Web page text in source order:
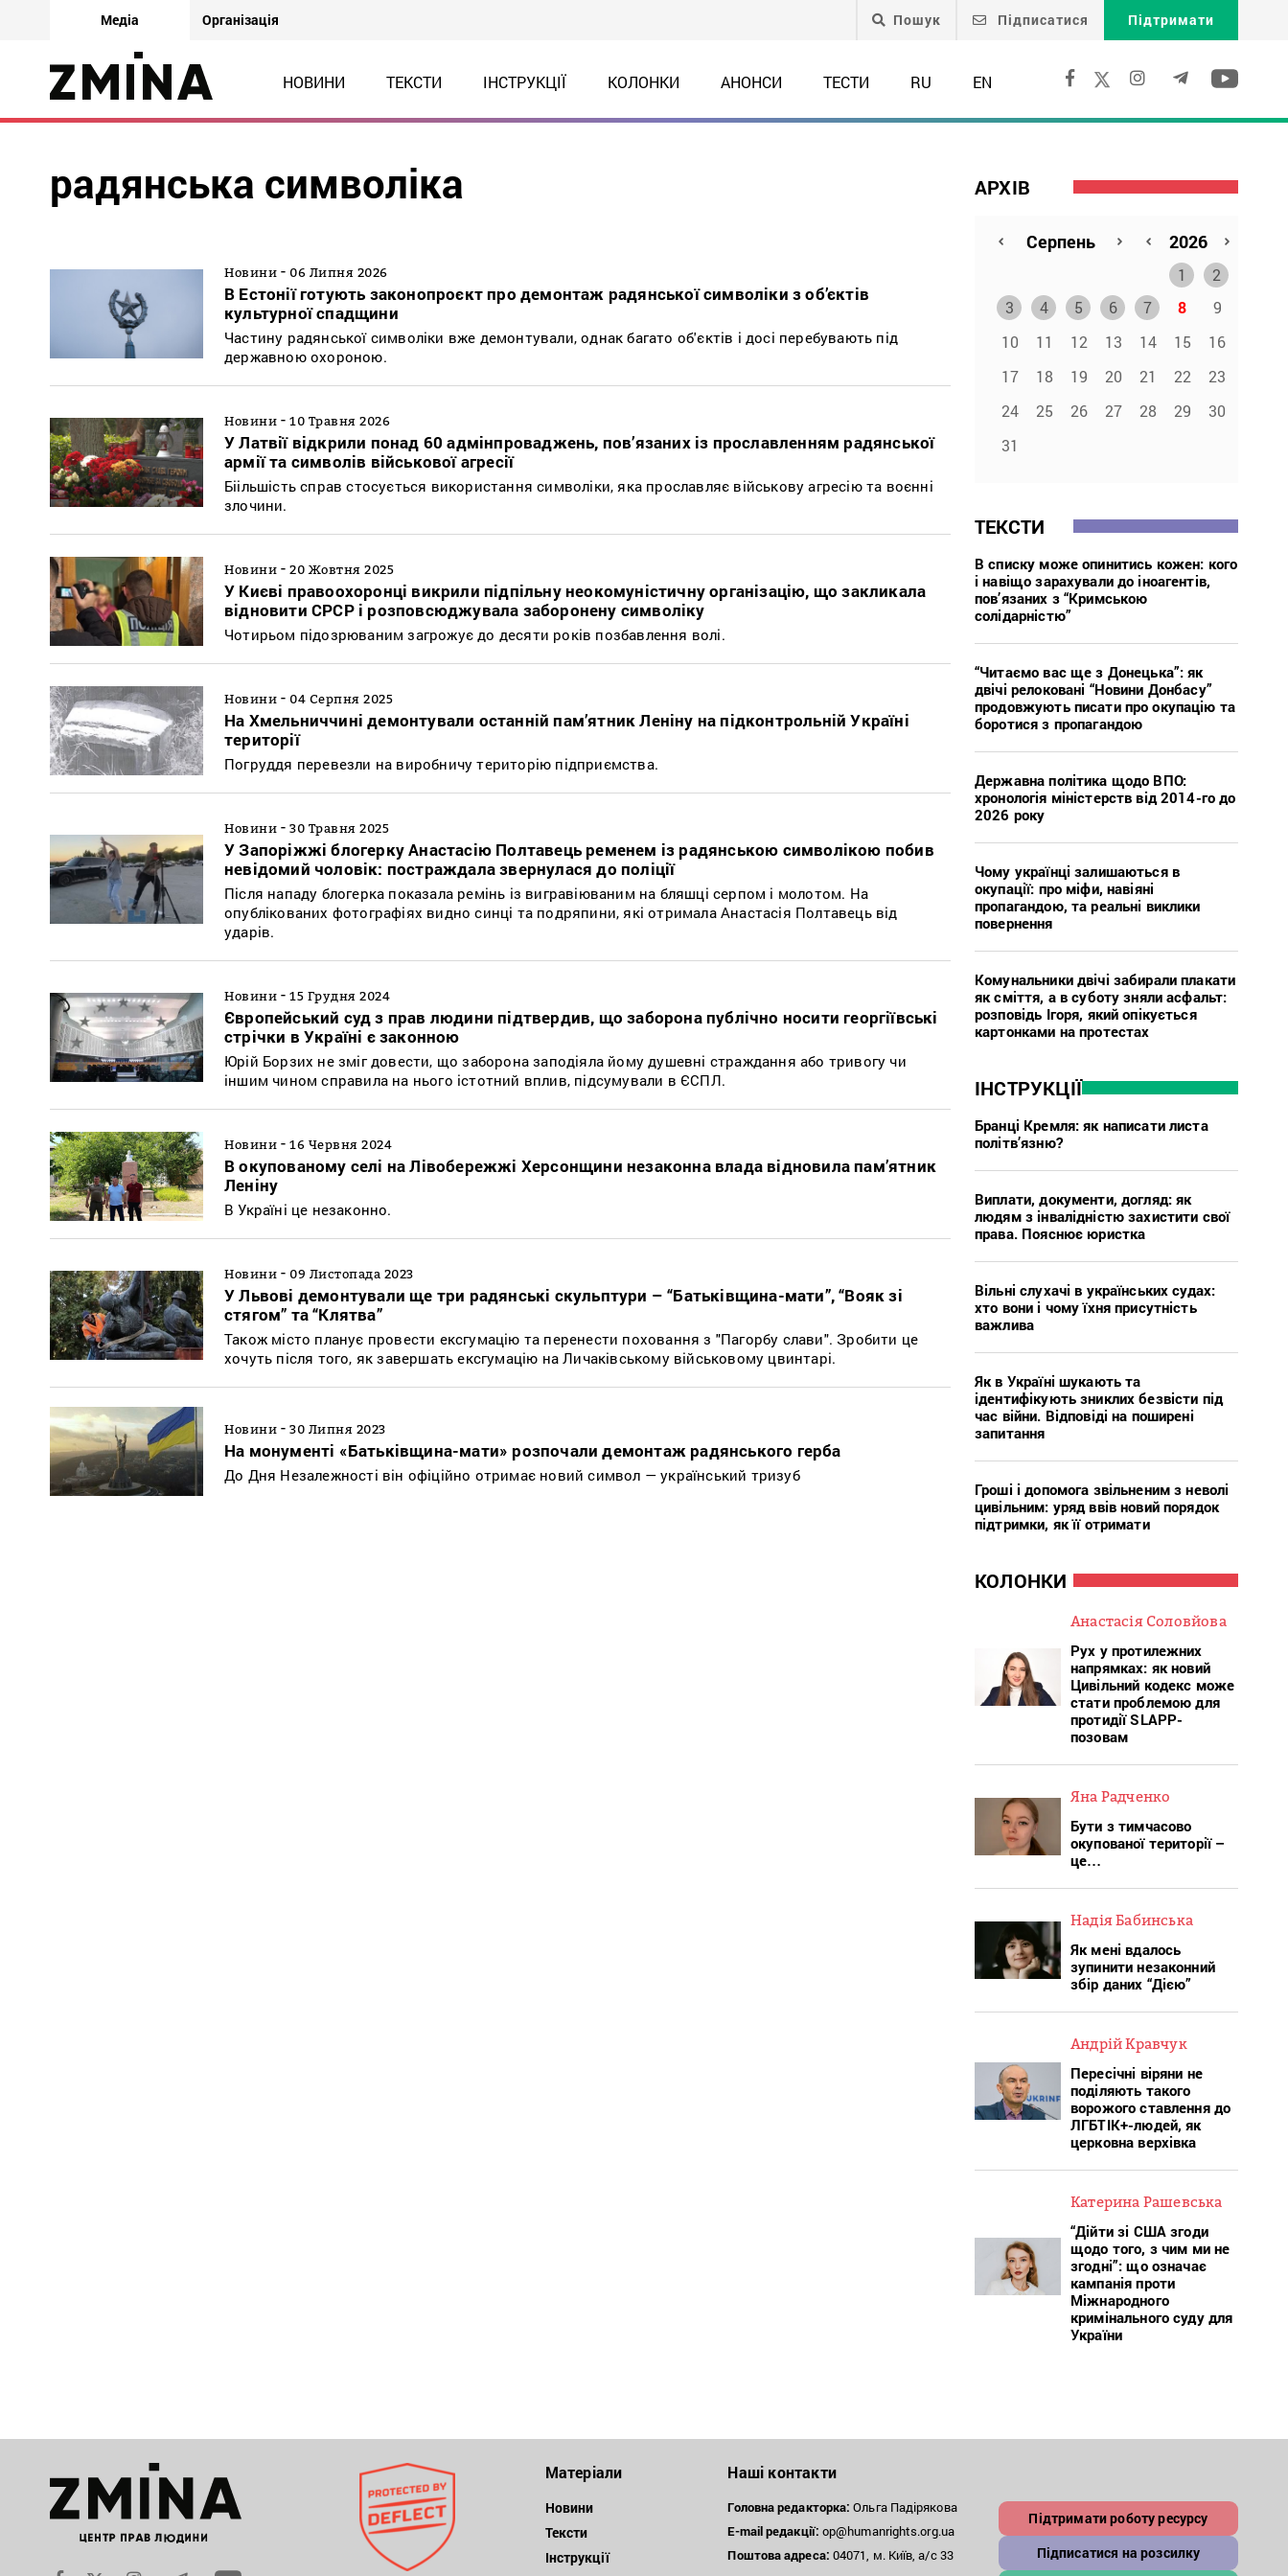
Медіа Організація Пошук Підписатися Підтримати
НОВИНИ ТЕКСТИ ІНСТРУКЦІЇ КОЛОНКИ АНОНСИ ТЕСТИ RU EN
радянська символіка
Новини - 06 Липня 2026
В Естонії готують законопроєкт про демонтаж радянської символіки з об’єктів
культурної спадщини
Частину радянської символіки вже демонтували, однак багато об'єктів і досі перебувають під
державною охороною.
Новини - 10 Травня 2026
У Латвії відкрили понад 60 адмінпроваджень, пов’язаних із прославленням радянської
армії та символів військової агресії
Біільшість справ стосується використання символіки, яка прославляє військову агресію та воєнні
злочини.
Новини - 20 Жовтня 2025
У Києві правоохоронці викрили підпільну неокомуністичну організацію, що закликала
відновити СРСР і розповсюджувала заборонену символіку
Чотирьом підозрюваним загрожує до десяти років позбавлення волі.
Новини - 04 Серпня 2025
На Хмельниччині демонтували останній пам’ятник Леніну на підконтрольній Україні
території
Погруддя перевезли на виробничу територію підприємства.
Новини - 30 Травня 2025
У Запоріжжі блогерку Анастасію Полтавець ременем із радянською символікою побив
невідомий чоловік: постраждала звернулася до поліції
Після нападу блогерка показала ремінь із вигравіюваним на бляшці серпом і молотом. На
опублікованих фотографіях видно синці та подряпини, які отримала Анастасія Полтавець від
ударів.
Новини - 15 Грудня 2024
Європейський суд з прав людини підтвердив, що заборона публічно носити георгіївські
стрічки в Україні є законною
Юрій Борзих не зміг довести, що заборона заподіяла йому душевні страждання або тривогу чи
іншим чином справила на нього істотний вплив, підсумували в ЄСПЛ.
Новини - 16 Червня 2024
В окупованому селі на Лівобережжі Херсонщини незаконна влада відновила пам’ятник
Леніну
В Україні це незаконно.
Новини - 09 Листопада 2023
У Львові демонтували ще три радянські скульптури – “Батьківщина-мати”, “Вояк зі
стягом” та “Клятва”
Також місто планує провести ексгумацію та перенести поховання з "Пагорбу слави". Зробити це
хочуть після того, як завершать ексгумацію на Личаківському військовому цвинтарі.
Новини - 30 Липня 2023
На монументі «Батьківщина-мати» розпочали демонтаж радянського герба
До Дня Незалежності він офіційно отримає новий символ — український тризуб
АРХІВ
1
2
3
4 5 6 7 8
9
10
11 12 13 14 15
16
17
18 19 20 21 22
23
24
25 26 27 28 29
30
31
ТЕКСТИ
В списку може опинитись кожен: кого
і навіщо зарахували до іноагентів,
пов’язаних з “Кримською
солідарністю”
“Читаємо вас ще з Донецька”: як
двічі релоковані “Новини Донбасу”
продовжують писати про окупацію та
боротися з пропагандою
Державна політика щодо ВПО:
хронологія міністерств від 2014-го до
2026 року
Чому українці залишаються в
окупації: про міфи, навіяні
пропагандою, та реальні виклики
повернення
Комунальники двічі забирали плакати
як сміття, а в суботу зняли асфальт:
розповідь Ігоря, який опікується
картонками на протестах
ІНСТРУКЦІЇ
Бранці Кремля: як написати листа
політв’язню?
Виплати, документи, догляд: як
людям з інвалідністю захистити свої
права. Пояснює юристка
Вільні слухачі в українських судах:
хто вони і чому їхня присутність
важлива
Як в Україні шукають та
ідентифікують зниклих безвісти під
час війни. Відповіді на поширені
запитання
Гроші і допомога звільненим з неволі
цивільним: уряд ввів новий порядок
підтримки, як її отримати
КОЛОНКИ
Анастасія Соловйова
Рух у протилежних
напрямках: як новий
Цивільний кодекс може
стати проблемою для
протидії SLAPP-
позовам
Яна Радченко
Бути з тимчасово
окупованої території –
це…
Надія Бабинська
Як мені вдалось
зупинити незаконний
збір даних “Дією”
Андрій Кравчук
Пересічні віряни не
поділяють такого
ворожого ставлення до
ЛГБТІК+-людей, як
церковна верхівка
Катерина Рашевська
“Дійти зі США згоди
щодо того, з чим ми не
згодні”: що означає
кампанія проти
Міжнародного
кримінального суду для
України
Матеріали
Новини
Тексти
Інструкції
Наші контакти
Головна редакторка: Ольга Падірякова
E-mail редакції: op@humanrights.org.ua
Поштоваадреса: 04071, м. Київ, а/с 33
Підтримати роботу ресурсу
Підписатися на розсилку